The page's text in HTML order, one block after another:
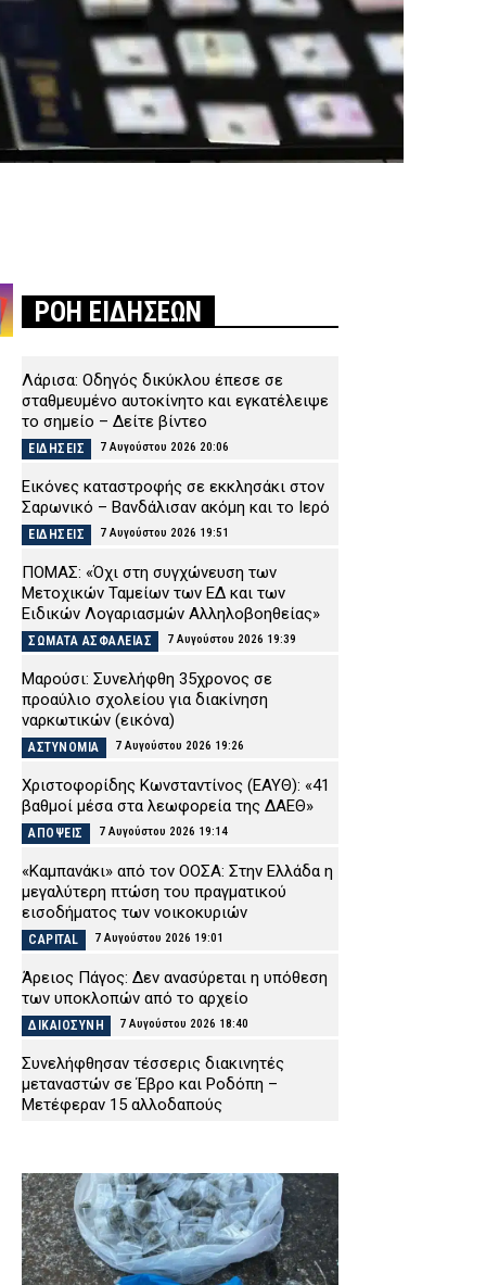
ΡΟΗ ΕΙΔΗΣΕΩΝ
Λάρισα: Οδηγός δικύκλου έπεσε σε
σταθμευμένο αυτοκίνητο και εγκατέλειψε
το σημείο – Δείτε βίντεο
ΕΙΔΗΣΕΙΣ 7 Αυγούστου 2026 20:06
Εικόνες καταστροφής σε εκκλησάκι στον
Σαρωνικό – Βανδάλισαν ακόμη και το Ιερό
ΕΙΔΗΣΕΙΣ 7 Αυγούστου 2026 19:51
ΠΟΜΑΣ: «Όχι στη συγχώνευση των
Μετοχικών Ταμείων των ΕΔ και των
Ειδικών Λογαριασμών Αλληλοβοηθείας»
ΣΩΜΑΤΑ ΑΣΦΑΛΕΙΑΣ 7 Αυγούστου 2026 19:39
Μαρούσι: Συνελήφθη 35χρονος σε
προαύλιο σχολείου για διακίνηση
ναρκωτικών (εικόνα)
ΑΣΤΥΝΟΜΙΑ 7 Αυγούστου 2026 19:26
Χριστοφορίδης Κωνσταντίνος (ΕΑΥΘ): «41
βαθμοί μέσα στα λεωφορεία της ΔΑΕΘ»
ΑΠΟΨΕΙΣ 7 Αυγούστου 2026 19:14
«Καμπανάκι» από τον ΟΟΣΑ: Στην Ελλάδα η
μεγαλύτερη πτώση του πραγματικού
εισοδήματος των νοικοκυριών
CAPITAL 7 Αυγούστου 2026 19:01
Άρειος Πάγος: Δεν ανασύρεται η υπόθεση
των υποκλοπών από το αρχείο
ΔΙΚΑΙΟΣΥΝΗ 7 Αυγούστου 2026 18:40
Συνελήφθησαν τέσσερις διακινητές
μεταναστών σε Έβρο και Ροδόπη –
Μετέφεραν 15 αλλοδαπούς
Πυρκαγιά στην Ερμακιά Κοζάνης – Στη
μάχη εναέρια και επίγεια μέσα
ΕΙΔΗΣΕΙΣ 7 Αυγούστου 2026 18:15
Έφυγε από τη ζωή η δημοσιογράφος
Χριστίνα Πιτουρά